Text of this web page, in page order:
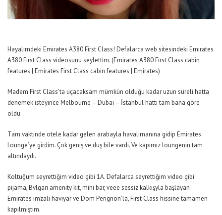
Hayalimdeki Emirates A380 First Class! Defalarca web sitesindeki Emırates
A380 Fırst Class videosunu seylettim. (Emirates A380 First Class cabin
features | Emirates First Class cabin features | Emirates)
Madem First Class’ta uçacaksam mümkün olduğu kadar uzun süreli hatta
denemek isteyince Melbourne – Dubai – İstanbul hattı tam bana göre
oldu.
Tam vaktinde otele kadar gelen arabayla havalimanına gidip Emirates
Lounge’ye girdim. Çok geniş ve duş bile vardı. Ve kapımız loungenin tam
altındaydı.
Koltuğum seyrettiğim video gibi 1A. Defalarca seyrettiğim video gibi
pijama, Bvlgari amenity kit, mini bar, veee sessiz kalkışyla başlayan
Emirates imzalı haviyar ve Dom Perignon’la, First Class hissine tamamen
kapılmıştım.